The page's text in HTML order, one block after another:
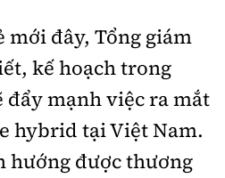
mới đây, Tổng giám
kế hoạch trong
đẩy mạnh việc ra mắt
hybrid tại Việt Nam.
hướng được thương